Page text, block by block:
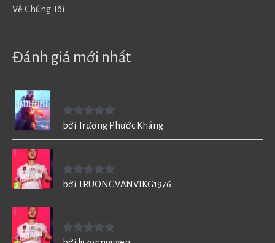
Về Chúng Tôi
Đánh giá mới nhất
Được xếp
bởi Trương Phước Kháng
Được xếp
bởi TRUONGVANVIKG1976